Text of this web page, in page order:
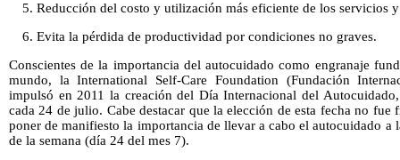
5. Reducción del costo y utilización más eficiente de los servicios
6. Evita la pérdida de productividad por condiciones no graves.
Conscientes de la importancia del autocuidado como engranaje
mundo, la International Self-Care Foundation (Fundación
impulsó en 2011 la creación del Día Internacional del
cada 24 de julio. Cabe destacar que la elección de esta fecha no fue
poner de manifiesto la importancia de llevar a cabo el autocuidado a
de la semana (día 24 del mes 7).